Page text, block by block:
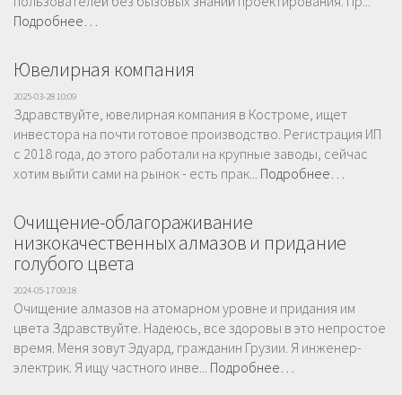
Подробнее…
Ювелирная компания
2025-03-28 10:09
Здравствуйте, ювелирная компания в Костроме, ищет
инвестора на почти готовое производство. Регистрация ИП
с 2018 года, до этого работали на крупные заводы, сейчас
хотим выйти сами на рынок - есть прак... Подробнее…
Очищение-облагораживание
низкокачественных алмазов и придание
голубого цвета
2024-05-17 09:18
Очищение алмазов на атомарном уровне и придания им
цвета Здравствуйте. Надеюсь, все здоровы в это непростое
время. Меня зовут Эдуард, гражданин Грузии. Я инженер-
электрик. Я ищу частного инве... Подробнее…